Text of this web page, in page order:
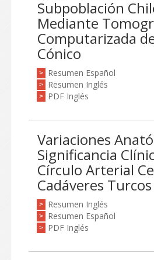
Subpoblación
Mediante
Computarizada
Cónico
> Resumen Español
> Resumen Inglés
> PDF Inglés
Variaciones
Significancia
Círculo Arterial
Cadáveres Turcos
> Resumen Inglés
> Resumen Español
> PDF Inglés